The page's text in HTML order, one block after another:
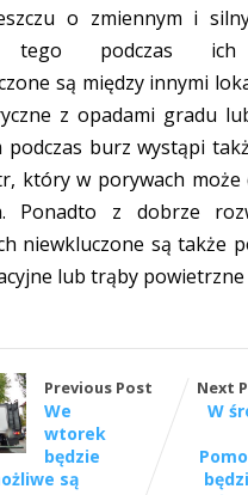
o zmiennym i
tego podczas ich
są między innymi
z opadami gradu
podczas burz wystąpi
który w porywach może
Ponadto z dobrze
niewkluczone są także
lub trąby powietrzne
Previous Post
We
wtorek
będzie
są
Next
W